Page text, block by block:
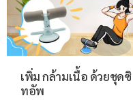
เพิ่ม กล้ามเนื้อ ด้วยชุดซิ
ทอัพ